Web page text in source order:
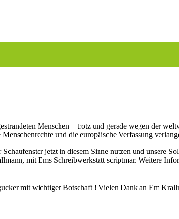
Menschen – trotz und gerade wegen der
und die europäische Verfassung
jetzt in diesem Sinne nutzen und unsere
mit Ems Schreibwerkstatt scriptmar. Weitere
mit wichtiger Botschaft ! Vielen Dank an Em